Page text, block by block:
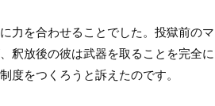
力を合わせることでした。投獄前のマ
釈放後の彼は武器を取ることを完全に
をつくろうと訴えたのです。